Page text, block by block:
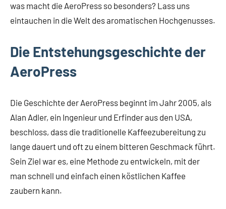
was macht die AeroPress so besonders? Lass uns
eintauchen in die Welt des aromatischen Hochgenusses.
Die Entstehungsgeschichte der
AeroPress
Die Geschichte der AeroPress beginnt im Jahr 2005, als
Alan Adler, ein Ingenieur und Erfinder aus den USA,
beschloss, dass die traditionelle Kaffeezubereitung zu
lange dauert und oft zu einem bitteren Geschmack führt.
Sein Ziel war es, eine Methode zu entwickeln, mit der
man schnell und einfach einen köstlichen Kaffee
zaubern kann.